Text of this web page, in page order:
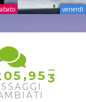
venerdì
05 ,95 3